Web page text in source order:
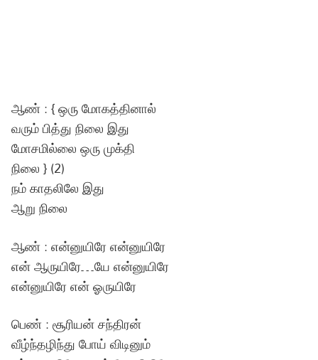
ஆண் : { ஒரு மோகத்தினால்
வரும் பித்து நிலை இது
மோசமில்லை ஒரு முக்தி
நிலை } (2)
நம் காதலிலே இது
ஆறு நிலை
ஆண் : என்னுயிரே என்னுயிரே
என் ஆருயிரே…யே என்னுயிரே
என்னுயிரே என் ஓருயிரே
பெண் : சூரியன் சந்திரன்
வீழ்ந்தழிந்து போய் விடினும்